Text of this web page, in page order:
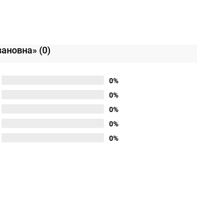
(0)
0%
0%
0%
0%
0%